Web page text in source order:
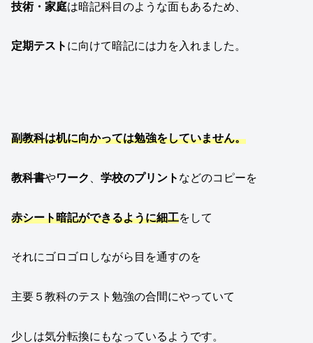
技術・家庭は暗記科目のような面もあるため、
定期テスト に向けて暗記には力を入れました。
副教科は机に向かっては勉強をしていません。
教科書やワーク 学校のプリント などのコピーを
赤シート暗記ができるように細工をして
それにゴロゴロしながら目を通すのを
主要５教科のテスト勉強の合間にやっていて
少しは気分転換にもなっているようです。